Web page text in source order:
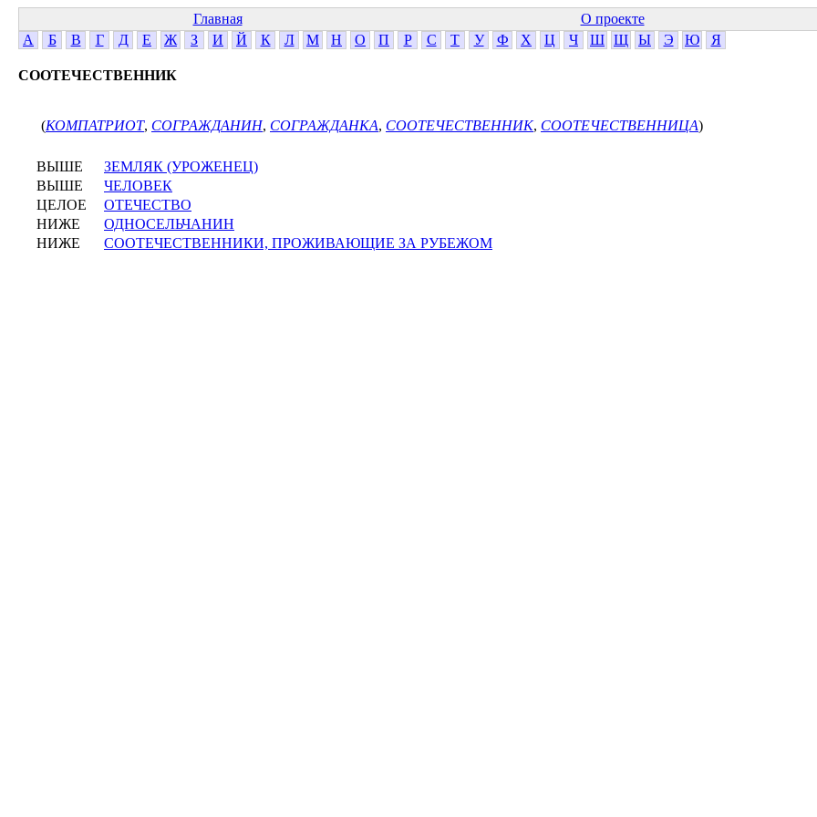
Главная О проекте
А
Б В Г Д Е Ж З И Й К Л М Н О П Р С Т У Ф Х Ц Ч Ш Щ Ы Э Ю Я
СООТЕЧЕСТВЕННИК
(КОМПАТРИОТ, СОГРАЖДАНИН, СОГРАЖДАНКА, СООТЕЧЕСТВЕННИК, СООТЕЧЕСТВЕННИЦА)
ВЫШЕ
ЗЕМЛЯК (УРОЖЕНЕЦ)
ВЫШЕ
ЧЕЛОВЕК
ЦЕЛОЕ
ОТЕЧЕСТВО
НИЖЕ
ОДНОСЕЛЬЧАНИН
НИЖЕ
СООТЕЧЕСТВЕННИКИ, ПРОЖИВАЮЩИЕ ЗА РУБЕЖОМ